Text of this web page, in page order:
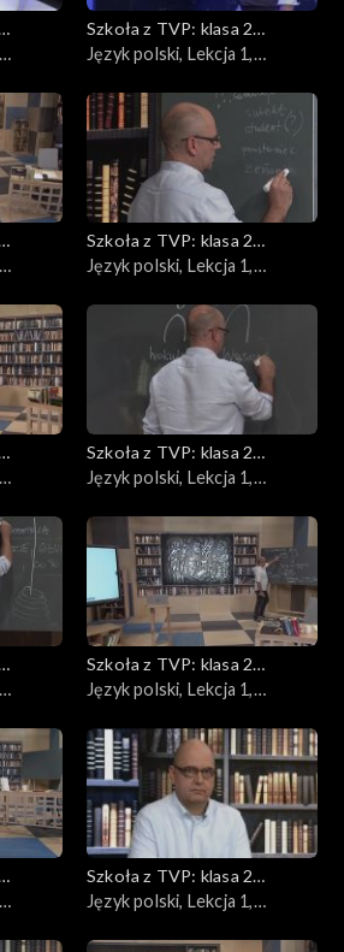
Szkoła z TVP: klasa 2
ponadpodstawowa
Język polski, Lekcja 1,
Szkoła z TVP: klasa 2
ponadpodstawowa
Język polski, Lekcja 1,
Szkoła z TVP: klasa 2
ponadpodstawowa
Język polski, Lekcja 1,
Szkoła z TVP: klasa 2
ponadpodstawowa
Język polski, Lekcja 1,
Szkoła z TVP: klasa 2
ponadpodstawowa
Język polski, Lekcja 1,